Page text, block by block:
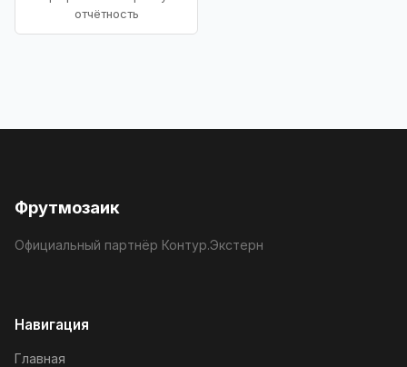
отчётность
Фрутмозаик
Официальный партнёр Контур.Экстерн
Навигация
Главная